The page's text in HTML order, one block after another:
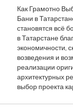
Как Грамотно
Бани в
становятся всё
в Татарстане
экономичности,
возведения и
реализации
архитектурных
выбор проекта